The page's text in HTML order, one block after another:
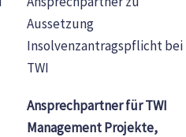
Ansprechpartner für TWI
Management Projekte,